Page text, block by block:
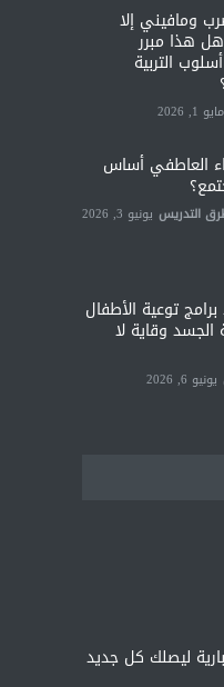
ومافيني إلا
هل هذا مبرر
التربية
مايو 1, 2026
العاطفي أساس
التدريس يونيو 3, 2026
برامج توعية الأطفال
وقاية لا
يونيو 6, 2026
ليصلك كل جديد